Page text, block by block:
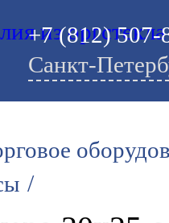
+7 (812) 507-
Санкт-
/